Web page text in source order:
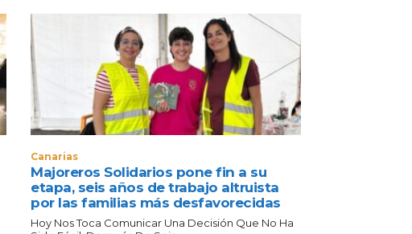
Canarias
Majoreros Solidarios pone fin a su
etapa, seis años de trabajo altruista
por las familias más desfavorecidas
Hoy Nos Toca Comunicar Una Decisión Que No Ha